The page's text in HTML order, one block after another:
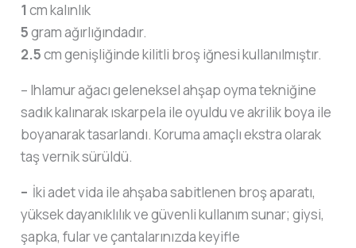
1 cm kalınlık
5gram ağırlığındadır.
2.5cm genişliğinde kilitli broş iğnesi kullanılmıştır.
– Ihlamur ağacı geleneksel ahşap oyma tekniğine
sadık kalınarak ıskarpela ile oyuldu ve akrilik boya ile
boyanarak tasarlandı. Koruma amaçlı ekstra olarak
taş vernik sürüldü.
– İki adet vida ile ahşaba sabitlenen broş aparatı,
yüksek dayanıklılık ve güvenli kullanım sunar; giysi,
şapka, fular ve çantalarınızda keyifle